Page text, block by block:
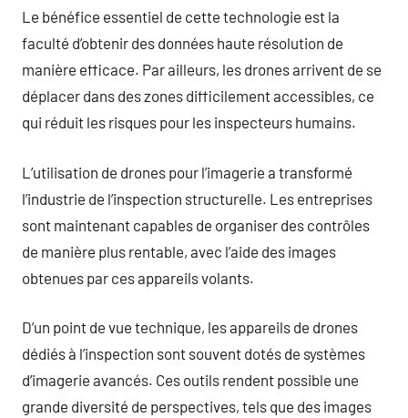
Le bénéfice essentiel de cette technologie est la
faculté d’obtenir des données haute résolution de
manière efficace. Par ailleurs, les drones arrivent de se
déplacer dans des zones difficilement accessibles, ce
qui réduit les risques pour les inspecteurs humains.
L’utilisation de drones pour l’imagerie a transformé
l’industrie de l’inspection structurelle. Les entreprises
sont maintenant capables de organiser des contrôles
de manière plus rentable, avec l’aide des images
obtenues par ces appareils volants.
D’un point de vue technique, les appareils de drones
dédiés à l’inspection sont souvent dotés de systèmes
d’imagerie avancés. Ces outils rendent possible une
grande diversité de perspectives, tels que des images